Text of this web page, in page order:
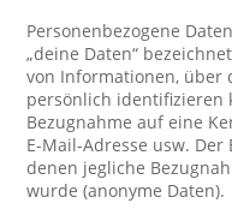
Personenbezogene
„deine Daten“
von Informationen,
persönlich identifizieren
Bezugnahme auf eine
E-Mail-Adresse usw.
denen jegliche
wurde (anonyme Daten).